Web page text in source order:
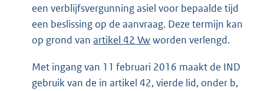
een verblijfsvergunning asiel voor bepaalde tijd
een beslissing op de aanvraag. Deze termijn kan
op grond van artikel 42 Vwworden verlengd.
Met ingang van 11 februari 2016 maakt de IND
gebruik van de in artikel 42, vierde lid, onder b,